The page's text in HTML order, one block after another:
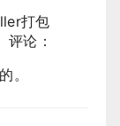
打包
评论：
。